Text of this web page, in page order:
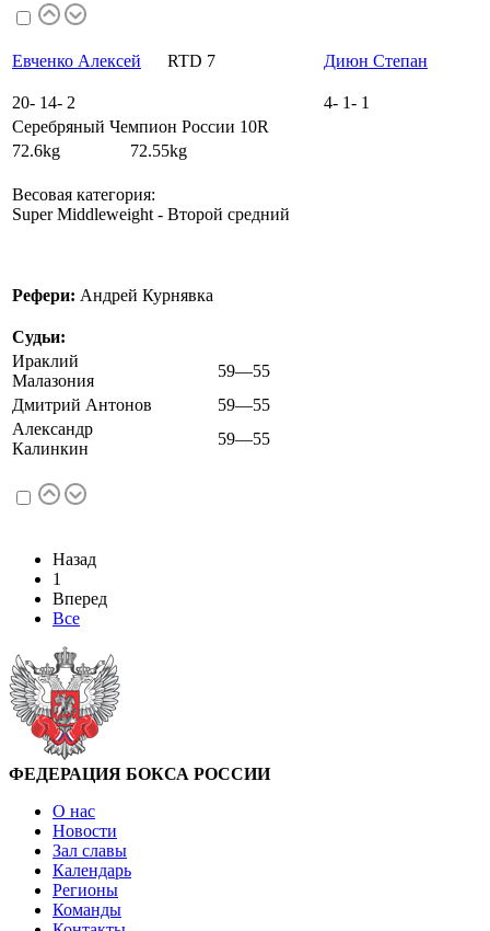
Евченко Алексей RTD 7 Диюн Степан
20- 14- 2 4- 1- 1
Серебряный Чемпион России 10R
72.6kg 72.55kg
Весовая категория:
Super Middleweight - Второй средний
Рефери: Андрей Курнявка
Судьи:
Ираклий
Малазония
59—55
Дмитрий Антонов
59—55
Александр
Калинкин
59—55
Назад
1
Вперед
Все
ФЕДЕРАЦИЯ БОКСА РОССИИ
О нас
Новости
Зал славы
Календарь
Регионы
Команды